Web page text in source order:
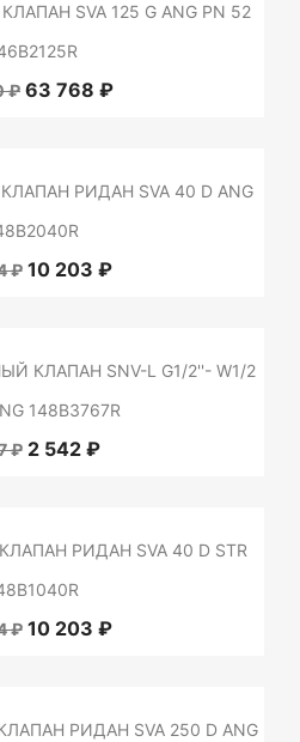
SVA 125 G ANG PN 52
₽ 63 768 ₽
РИДАН SVA 40 D ANG
₽ 10 203 ₽
КЛАПАН SNV-L G1/2''- W1/2
148B3767R
₽ 2 542 ₽
РИДАН SVA 40 D STR
₽ 10 203 ₽
РИДАН SVA 250 D ANG